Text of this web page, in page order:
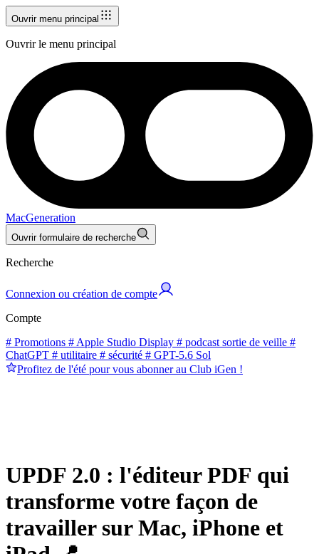
Ouvrir menu principal
Ouvrir le menu principal
MacGeneration
Ouvrir formulaire de recherche
Recherche
Connexion ou création de compte
Compte
# Promotions # Apple Studio Display # podcast sortie de veille #
ChatGPT # utilitaire # sécurité # GPT-5.6 Sol
Profitez de l'été pour vous abonner au Club iGen !
UPDF 2.0 : l'éditeur PDF qui
transforme votre façon de
travailler sur Mac, iPhone et